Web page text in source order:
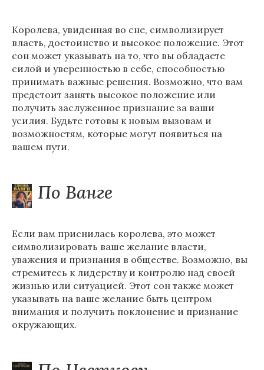
Королева, увиденная во сне, символизирует
власть, достоинство и высокое положение. Этот
сон может указывать на то, что вы обладаете
силой и уверенностью в себе, способностью
принимать важные решения. Возможно, что вам
предстоит занять высокое положение или
получить заслуженное признание за ваши
усилия. Будьте готовы к новым вызовам и
возможностям, которые могут появиться на
вашем пути.
По Ванге
Если вам приснилась королева, это может
символизировать ваше желание власти,
уважения и признания в обществе. Возможно, вы
стремитесь к лидерству и контролю над своей
жизнью или ситуацией. Этот сон также может
указывать на ваше желание быть центром
внимания и получить поклонение и признание
окружающих.